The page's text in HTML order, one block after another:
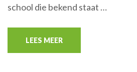
school die bekend staat …
LEES MEER